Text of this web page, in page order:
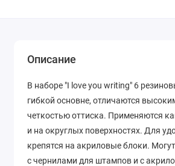
Описание
В наборе "I love you writing" 6
гибкой основне, отличаются
четкостью оттиска. Применяются
и на округлых поверхностях. Для
крепятся на акриловые блоки.
с чернилами для штампов и с